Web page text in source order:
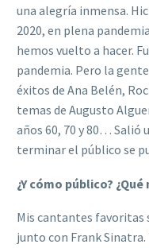
una alegría inmensa.
2020, en plena
hemos vuelto a hacer.
pandemia. Pero la
éxitos de Ana Belén,
temas de Augusto
años 60, 70 y 80… Salió
terminar el público se
¿Y cómo público?
Mis cantantes favoritas
junto con Frank